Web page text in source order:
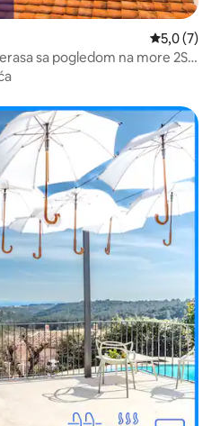
Prosečna
5,0 (7)
sa pogledom na more 2SP